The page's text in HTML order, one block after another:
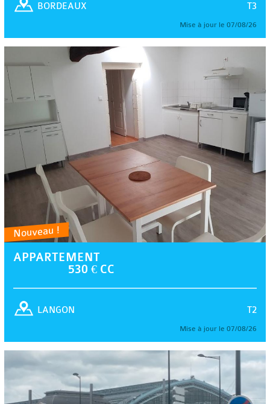
T3
BORDEAUX
Mise à jour le 07/08/26
Nouveau !
APPARTEMENT
530 € CC
T2
LANGON
Mise à jour le 07/08/26